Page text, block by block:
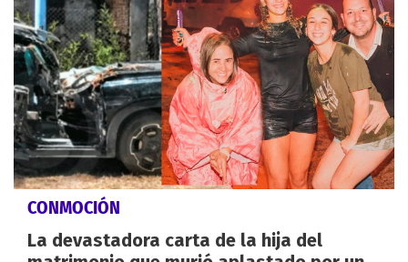
CONMOCIÓN
La devastadora carta de la hija del